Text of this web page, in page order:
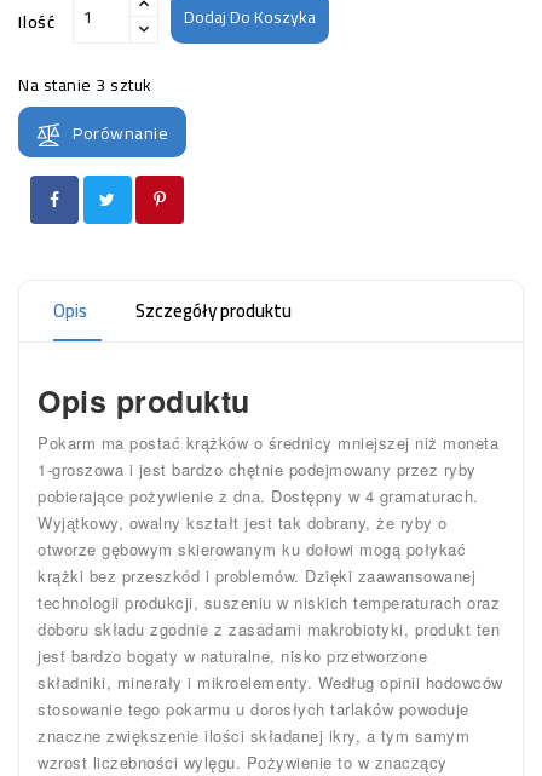
Ilość Dodaj Do Koszyka
Na stanie 3 sztuk
Porównanie
Opis Szczegóły produktu
Opis produktu
Pokarm ma postać krążków o średnicy mniejszej niż moneta
1-groszowa i jest bardzo chętnie podejmowany przez ryby
pobierające pożywienie z dna. Dostępny w 4 gramaturach.
Wyjątkowy, owalny kształt jest tak dobrany, że ryby o
otworze gębowym skierowanym ku dołowi mogą połykać
krążki bez przeszkód i problemów. Dzięki zaawansowanej
technologii produkcji, suszeniu w niskich temperaturach oraz
doboru składu zgodnie z zasadami makrobiotyki, produkt ten
jest bardzo bogaty w naturalne, nisko przetworzone
składniki, minerały i mikroelementy. Według opinii hodowców
stosowanie tego pokarmu u dorosłych tarlaków powoduje
znaczne zwiększenie ilości składanej ikry, a tym samym
wzrost liczebności wylęgu. Pożywienie to w znaczący